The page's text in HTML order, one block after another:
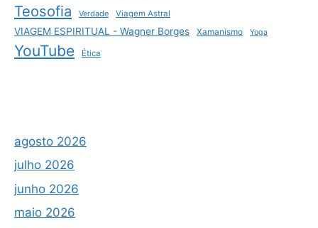
Teosofia Verdade Viagem Astral
VIAGEM ESPIRITUAL - Wagner Borges Xamanismo Yoga
YouTube Ética
agosto 2026
julho 2026
junho 2026
maio 2026